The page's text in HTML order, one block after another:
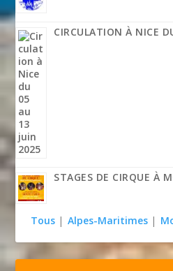
CIRCULATION À NICE
STAGES DE CIRQUE À
Tous | Alpes-Maritimes |